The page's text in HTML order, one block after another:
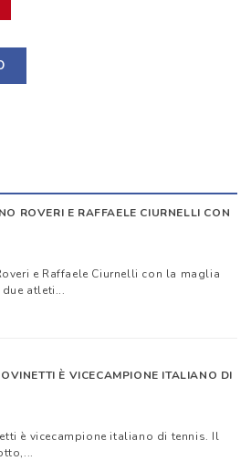
ROVERI E RAFFAELE CIURNELLI CON
e Raffaele Ciurnelli con la maglia
atleti...
È VICECAMPIONE ITALIANO DI
è vicecampione italiano di tennis. Il